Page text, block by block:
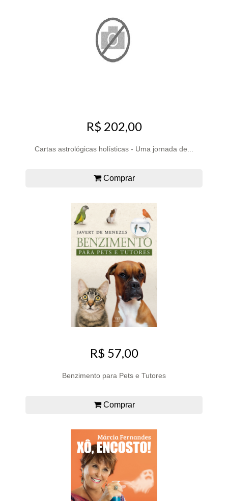
R$ 202,00
Cartas astrológicas holísticas - Uma jornada de...
Comprar
R$ 57,00
Benzimento para Pets e Tutores
Comprar